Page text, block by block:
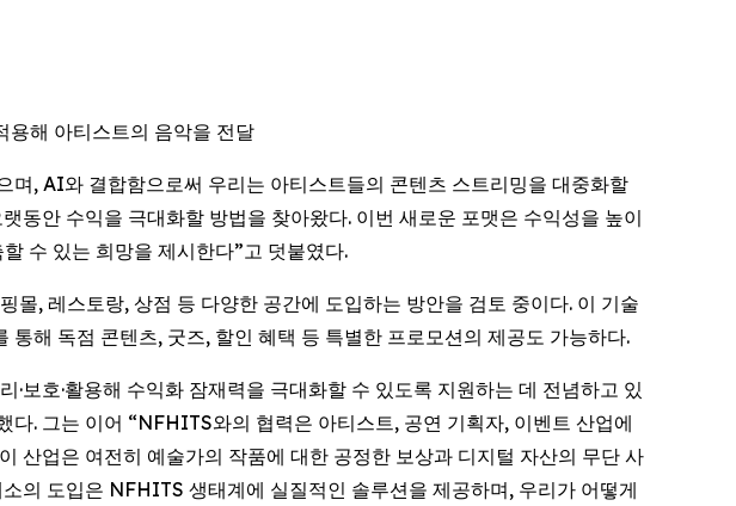
해 아티스트의 음악을 전달
, AI와 결합함으로써 우리는 아티스트들의 콘텐츠 스트리밍을 대중화할
동안 수익을 극대화할 방법을 찾아왔다. 이번 새로운 포맷은 수익성을 높이
수 있는 희망을 제시한다”고 덧붙였다.
, 레스토랑, 상점 등 다양한 공간에 도입하는 방안을 검토 중이다. 이 기술
해 독점 콘텐츠, 굿즈, 할인 혜택 등 특별한 프로모션의 제공도 가능하다.
·활용해 수익화 잠재력을 극대화할 수 있도록 지원하는 데 전념하고 있
. 그는 이어 “NFHITS와의 협력은 아티스트, 공연 기획자, 이벤트 산업에
업은 여전히 예술가의 작품에 대한 공정한 보상과 디지털 자산의 무단 사
의 도입은 NFHITS 생태계에 실질적인 솔루션을 제공하며, 우리가 어떻게